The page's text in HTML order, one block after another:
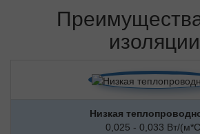
изоляции
Низкая
0,025 - 0,033 Вт/